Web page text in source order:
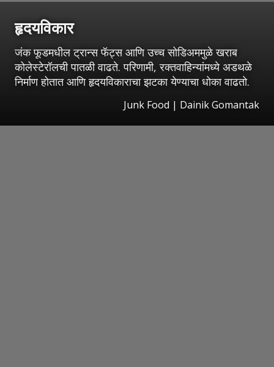
हृदयविकार
जंक फूडमधील ट्रान्स फॅट्स आणि उच्च सोडिअममुळे खराब
कोलेस्टेरॉलची पातळी वाढते. परिणामी, रक्तवाहिन्यांमध्ये अडथळे
निर्माण होतात आणि हृदयविकाराचा झटका येण्याचा धोका वाढतो.
Junk Food | Dainik Gomantak